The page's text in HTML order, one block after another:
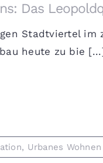
Das
Stadtviertel im
heute zu bie
, Urbanes Wohnen